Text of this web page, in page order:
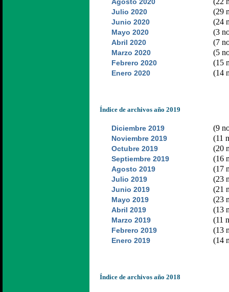
Julio 2020 (29
Junio 2020 (24
Mayo 2020 (3
Abril 2020 (7
Marzo 2020 (5
Febrero 2020 (15
Enero 2020 (14
Índice de archivos año 2019
Diciembre 2019 (9
Noviembre 2019 (11
Octubre 2019 (20
Septiembre 2019 (16
Agosto 2019 (17
Julio 2019 (23
Junio 2019 (21
Mayo 2019 (23
Abril 2019 (13
Marzo 2019 (11
Febrero 2019 (13
Enero 2019 (14
Índice de archivos año 2018